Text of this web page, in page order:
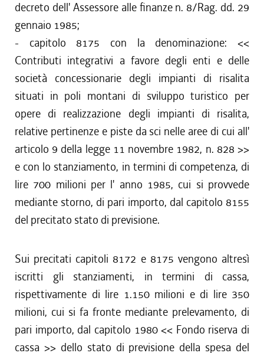
decreto dell' Assessore alle finanze n. 8/Rag. dd. 29
gennaio 1985;
- capitolo 8175 con la denominazione: <<
Contributi integrativi a favore degli enti e delle
società concessionarie degli impianti di risalita
situati in poli montani di sviluppo turistico per
opere di realizzazione degli impianti di risalita,
relative pertinenze e piste da sci nelle aree di cui all'
articolo 9 della legge 11 novembre 1982, n. 828 >>
e con lo stanziamento, in termini di competenza, di
lire 700 milioni per l' anno 1985, cui si provvede
mediante storno, di pari importo, dal capitolo 8155
del precitato stato di previsione.
Sui precitati capitoli 8172 e 8175 vengono altresì
iscritti gli stanziamenti, in termini di cassa,
rispettivamente di lire 1.150 milioni e di lire 350
milioni, cui si fa fronte mediante prelevamento, di
pari importo, dal capitolo 1980 << Fondo riserva di
cassa >> dello stato di previsione della spesa del